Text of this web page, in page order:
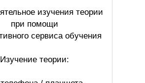
изучения теории
при помощи
сервиса обучения
Изучение теории: